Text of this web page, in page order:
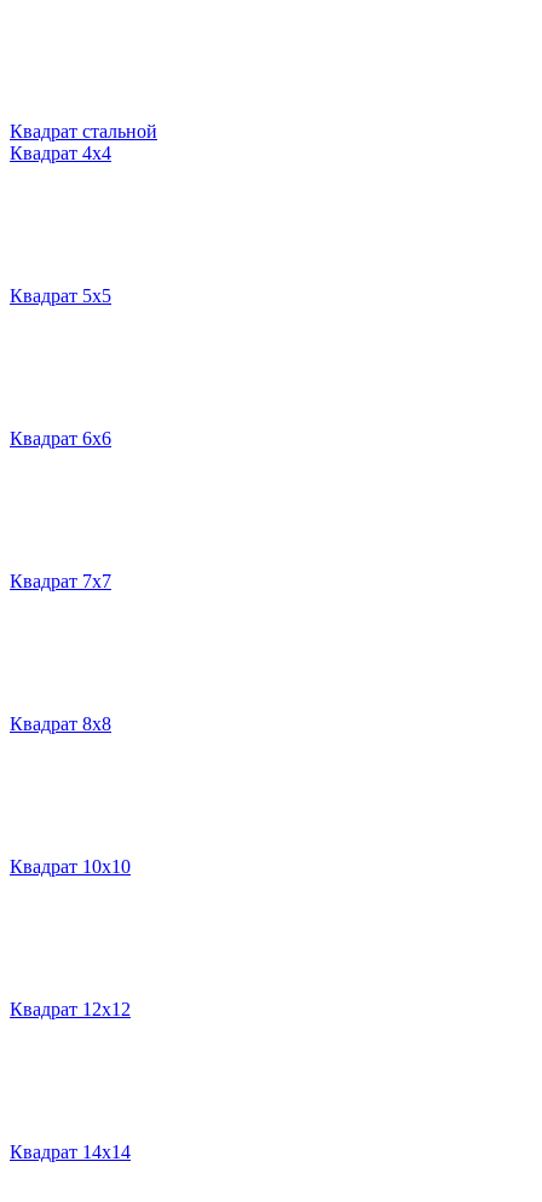
Квадрат стальной
Квадрат 4х4
Квадрат 5х5
Квадрат 6х6
Квадрат 7х7
Квадрат 8х8
Квадрат 10х10
Квадрат 12х12
Квадрат 14х14